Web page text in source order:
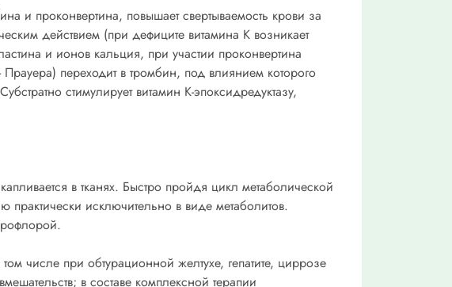
и проконвертина, повышает свертываемость крови за
действием (при дефиците витамина К возникает
и ионов кальция, при участии проконвертина
Прауера) переходит в тромбин, под влиянием которого
стимулирует витамин К-эпоксидредуктазу,
в тканях. Быстро пройдя цикл метаболической
исключительно в виде метаболитов.
числе при обтурационной желтухе, гепатите, циррозе
в составе комплексной терапии